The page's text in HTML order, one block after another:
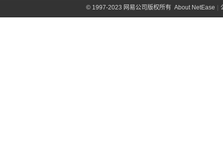
©1997-2023 网易公司版权所有 About NetEase